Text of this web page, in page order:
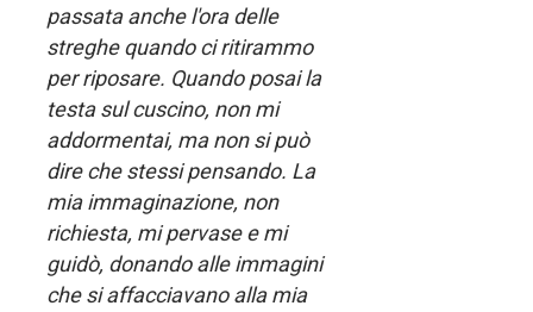
passata anche l'ora delle
streghe quando ci ritirammo
per riposare. Quando posai la
testa sul cuscino, non mi
addormentai, ma non si può
dire che stessi pensando. La
mia immaginazione, non
richiesta, mi pervase e mi
guidò, donando alle immagini
che si affacciavano alla mia